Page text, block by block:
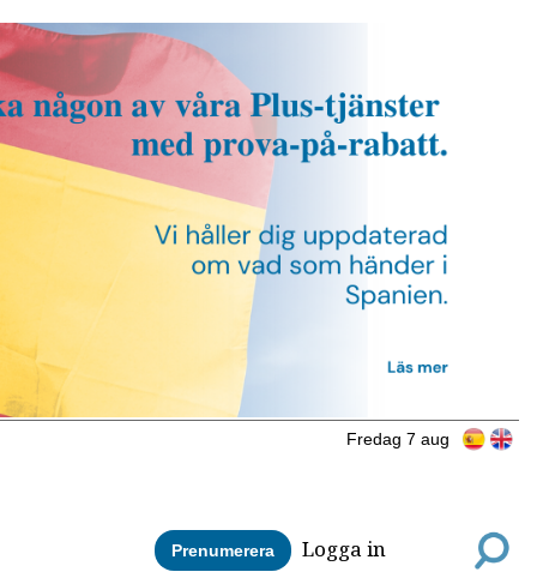
Fredag 7 aug
Prenumerera Logga in